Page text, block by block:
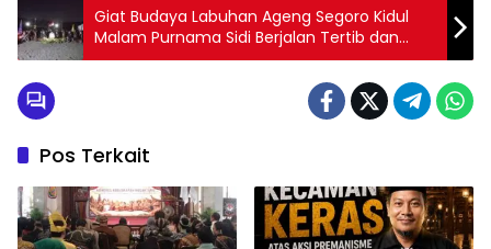
Giat Budaya Labuhan Ageng Segoro Kidul
Malam Purnama Sidi Berjalan Tertib dan
Lancar
Pos Terkait